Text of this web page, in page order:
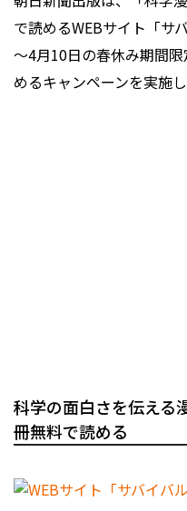
で読めるWEBサイト「サ
～4月10日の春休み期間
めるキャンペーンを実施し
科学の面白さを伝える
冊無料で読める